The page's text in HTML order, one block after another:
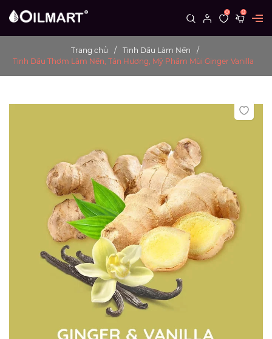
0 0
Trang chủ
Tinh Dầu Làm Nến
Tinh Dầu Thơm Làm Nến, Tán Hương, Mỹ Phẩm Mùi Ginger Vanilla